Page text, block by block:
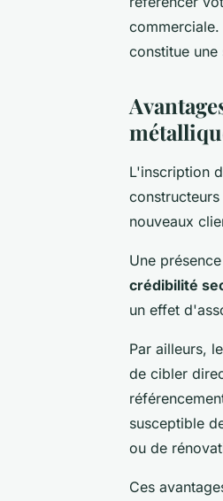
constitue
L'inscription
nouveaux
Une
crédibilité
un effet
Par ailleurs, le
de cibler
susceptible
ou de
Ces